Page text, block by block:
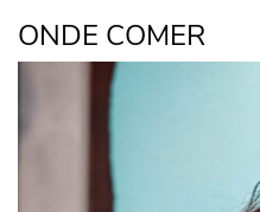
ONDE COMER